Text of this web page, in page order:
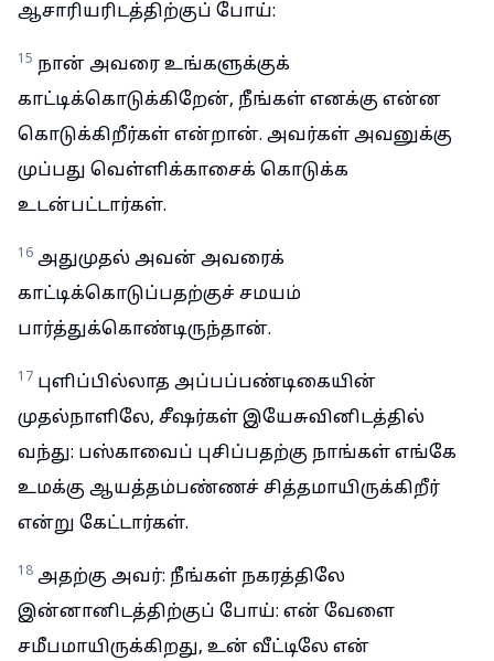
ஆசாரியரிடத்திற்குப் போய்:
15 நான் அவரை உங்களுக்குக்
காட்டிக்கொடுக்கிறேன், நீங்கள் எனக்கு என்ன
கொடுக்கிறீர்கள் என்றான். அவர்கள் அவனுக்கு
முப்பது வெள்ளிக்காசைக் கொடுக்க
உடன்பட்டார்கள்.
16 அதுமுதல் அவன் அவரைக்
காட்டிக்கொடுப்பதற்குச் சமயம்
பார்த்துக்கொண்டிருந்தான்.
17 புளிப்பில்லாத அப்பப்பண்டிகையின்
முதல்நாளிலே, சீஷர்கள் இயேசுவினிடத்தில்
வந்து: பஸ்காவைப் புசிப்பதற்கு நாங்கள் எங்கே
உமக்கு ஆயத்தம்பண்ணச் சித்தமாயிருக்கிறீர்
என்று கேட்டார்கள்.
18 அதற்கு அவர்: நீங்கள் நகரத்திலே
இன்னானிடத்திற்குப் போய்: என் வேளை
சமீபமாயிருக்கிறது, உன் வீட்டிலே என்